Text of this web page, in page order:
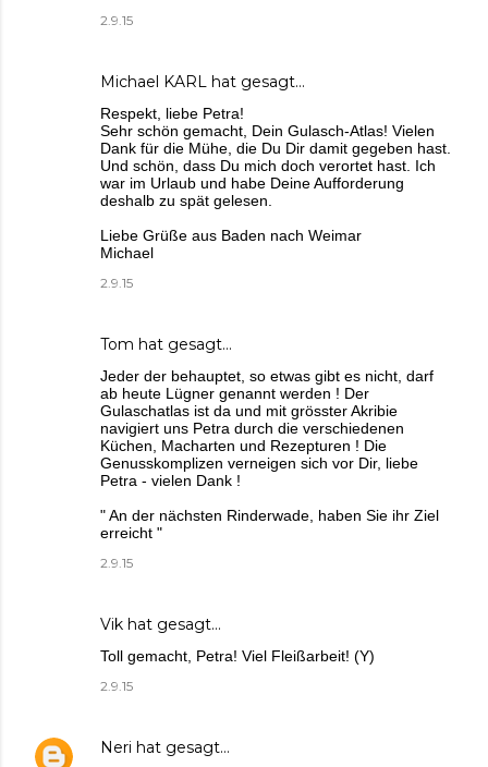
2.9.15
Michael KARL hat gesagt…
Respekt, liebe Petra!
Sehr schön gemacht, Dein Gulasch-Atlas! Vielen
Dank für die Mühe, die Du Dir damit gegeben hast.
Und schön, dass Du mich doch verortet hast. Ich
war im Urlaub und habe Deine Aufforderung
deshalb zu spät gelesen.
Liebe Grüße aus Baden nach Weimar
Michael
2.9.15
Tom hat gesagt…
Jeder der behauptet, so etwas gibt es nicht, darf
ab heute Lügner genannt werden ! Der
Gulaschatlas ist da und mit grösster Akribie
navigiert uns Petra durch die verschiedenen
Küchen, Macharten und Rezepturen ! Die
Genusskomplizen verneigen sich vor Dir, liebe
Petra - vielen Dank !
" An der nächsten Rinderwade, haben Sie ihr Ziel
erreicht "
2.9.15
Vik hat gesagt…
Toll gemacht, Petra! Viel Fleißarbeit! (Y)
2.9.15
Neri hat gesagt…